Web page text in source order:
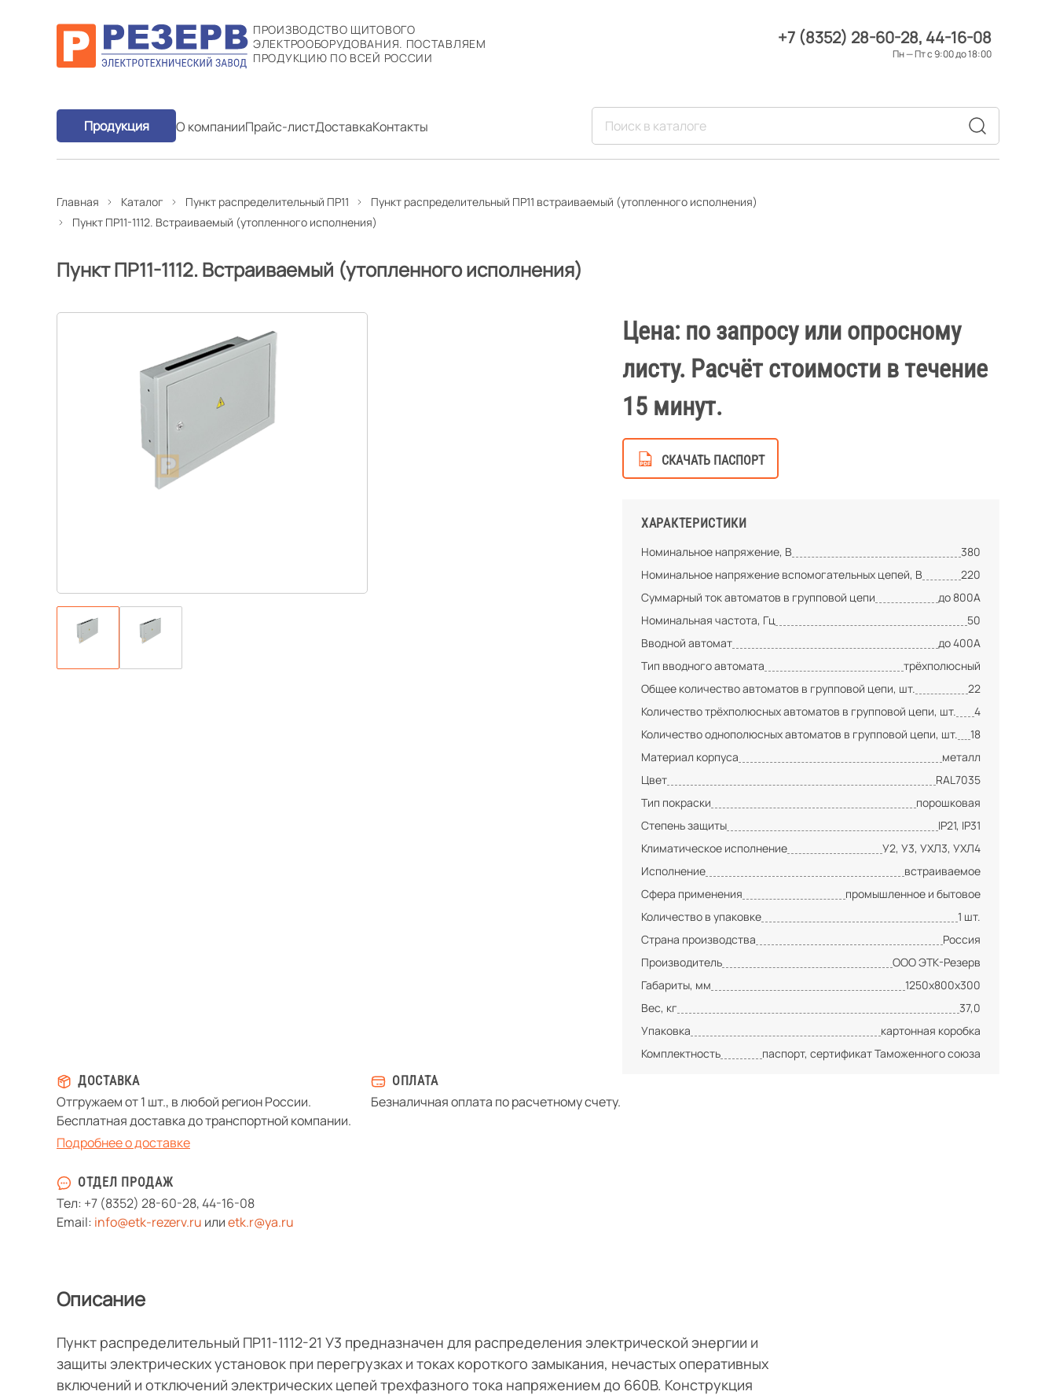
ПРОИЗВОДСТВО ЩИТОВОГО
ЭЛЕКТРООБОРУДОВАНИЯ. ПОСТАВЛЯЕМ
ПРОДУКЦИЮ ПО ВСЕЙ РОССИИ
+7 (8352) 28-60-28 44-16-08
Пн — Пт с 9:00 до 18:00
Продукция О компанииПрайс-листДоставкаКонтакты
Главная Каталог Пункт распределительный ПР11
Пункт распределительный ПР11 встраиваемый (утопленного исполнения)
Пункт ПР11-1112. Встраиваемый (утопленного исполнения)
Пункт ПР11-1112. Встраиваемый (утопленного исполнения)
Цена: по запросу или опросному
листу. Расчёт стоимости в течение
15 минут.
СКАЧАТЬ ПАСПОРТ
ХАРАКТЕРИСТИКИ
Номинальное напряжение, В
380
Номинальное напряжение вспомогательных цепей, В
220
Суммарный ток автоматов в групповой цепи
до 800А
Номинальная частота, Гц
50
Вводной автомат
до 400А
Тип вводного автомата
трёхполюсный
Общее количество автоматов в групповой цепи, шт.
22
Количество трёхполюсных автоматов в групповой цепи, шт.
4
Количество однополюсных автоматов в групповой цепи, шт.
18
Материал корпуса
металл
Цвет
RAL7035
Тип покраски
порошковая
Степень защиты
IP21, IP31
Климатическое исполнение
У2, У3, УХЛ3, УХЛ4
Исполнение
встраиваемое
Сфера применения
промышленное и бытовое
Количество в упаковке
1 шт.
Страна производства
Россия
Производитель
ООО ЭТК-Резерв
Габариты, мм
1250х800х300
Вес, кг
37,0
Упаковка
картонная коробка
Комплектность
паспорт, сертификат Таможенного союза
ДОСТАВКА
Отгружаем от 1 шт., в любой регион России.
Бесплатная доставка до транспортной компании.
Подробнее о доставке
ОПЛАТА
Безналичная оплата по расчетному счету.
ОТДЕЛ ПРОДАЖ
Тел: +7 (8352) 28-60-28,44-16-08
Email: info@etk-rezerv.ru илиetk.r@ya.ru
Описание
Пункт распределительный ПР11-1112-21 У3 предназначен для распределения электрической энергии и
защиты электрических установок при перегрузках и токах короткого замыкания, нечастых оперативных
включений и отключений электрических цепей трехфазного тока напряжением до 660В. Конструкция